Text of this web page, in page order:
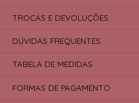
TROCAS E DEVOLUÇÕES
DÚVIDAS FREQUENTES
TABELA DE MEDIDAS
FORMAS DE PAGAMENTO